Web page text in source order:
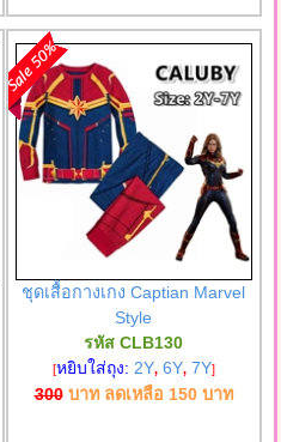
ชุดเสื้อกางเกง Captian Marvel
Style
รหัส CLB130
[หยิบใส่ถุง: 2Y, 6Y, 7Y]
300บาท ลดเหลือ 150บาท